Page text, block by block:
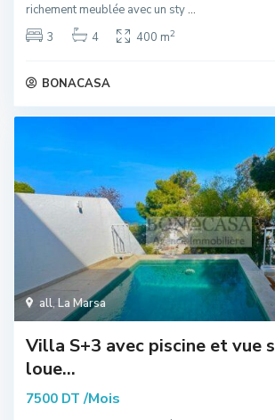
richement meublée avec un sty...
3
4 400 m2
BONACASA
all, La Marsa
Villa S+3 avec piscine et vue
loue...
7500 DT /Mois